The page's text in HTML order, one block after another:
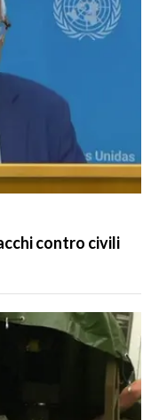
contro civili